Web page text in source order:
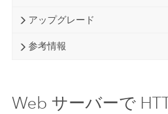
アップグレード
参考情報
Web サーバーで